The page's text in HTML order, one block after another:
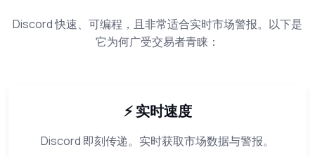
Discord 快速、可编程，且非常适合实时市场警报。以下是
它为何广受交易者青睐：
⚡ 实时速度
Discord 即刻传递。实时获取市场数据与警报。